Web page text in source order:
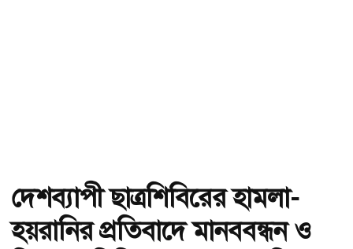
দেশব্যাপী ছাত্রশিবিরের হামলা-
হয়রানির প্রতিবাদে মানববন্ধন ও